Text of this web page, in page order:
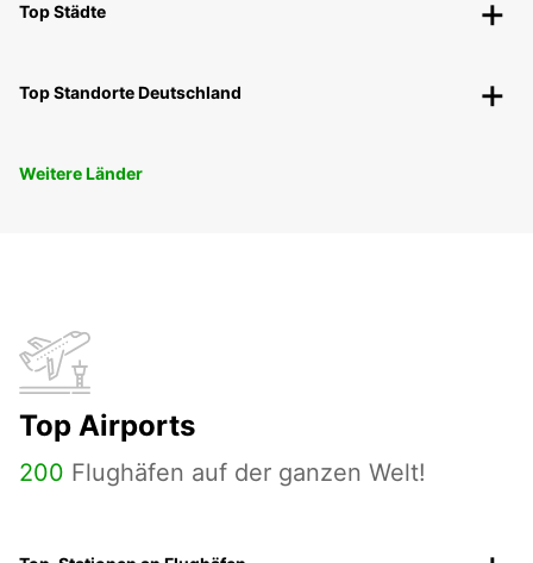
Top Städte
Top Standorte Deutschland
Weitere Länder
Top Airports
200 Flughäfen auf der ganzen Welt!